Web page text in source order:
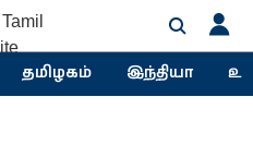
தமிழகம் இந்தியா